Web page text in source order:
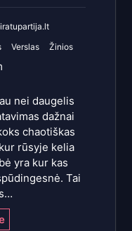
Verslas Žinios
nei daugelis
dažnai
chaotiškas
rūsyje kelia
yra kur kas
Tai